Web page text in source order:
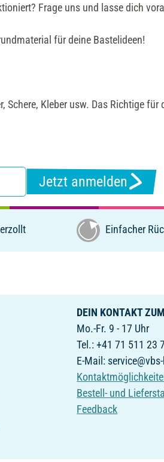
Frage uns und lasse dich
für deine Bastelideen!
Kleber usw. Das Richtige
Jetzt anmelden
Einfacher
DEIN KONTAKT
Mo.-Fr. 9 - 17 Uhr
Tel.: +41 71 511 23
E-Mail:
Bestell- und
Feedback